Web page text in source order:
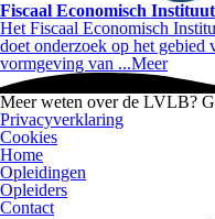
Fiscaal Economisch
Het Fiscaal Economisch
doet onderzoek op het gebied
vormgeving van ...Meer
Meer weten over de LVLB?
Privacyverklaring
Cookies
Home
Opleidingen
Opleiders
Contact